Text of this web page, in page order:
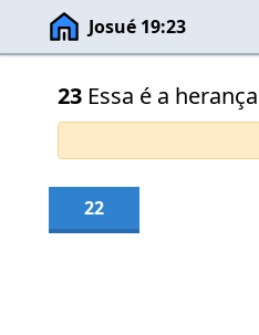
Josué 19:23
23 Essa é a
22